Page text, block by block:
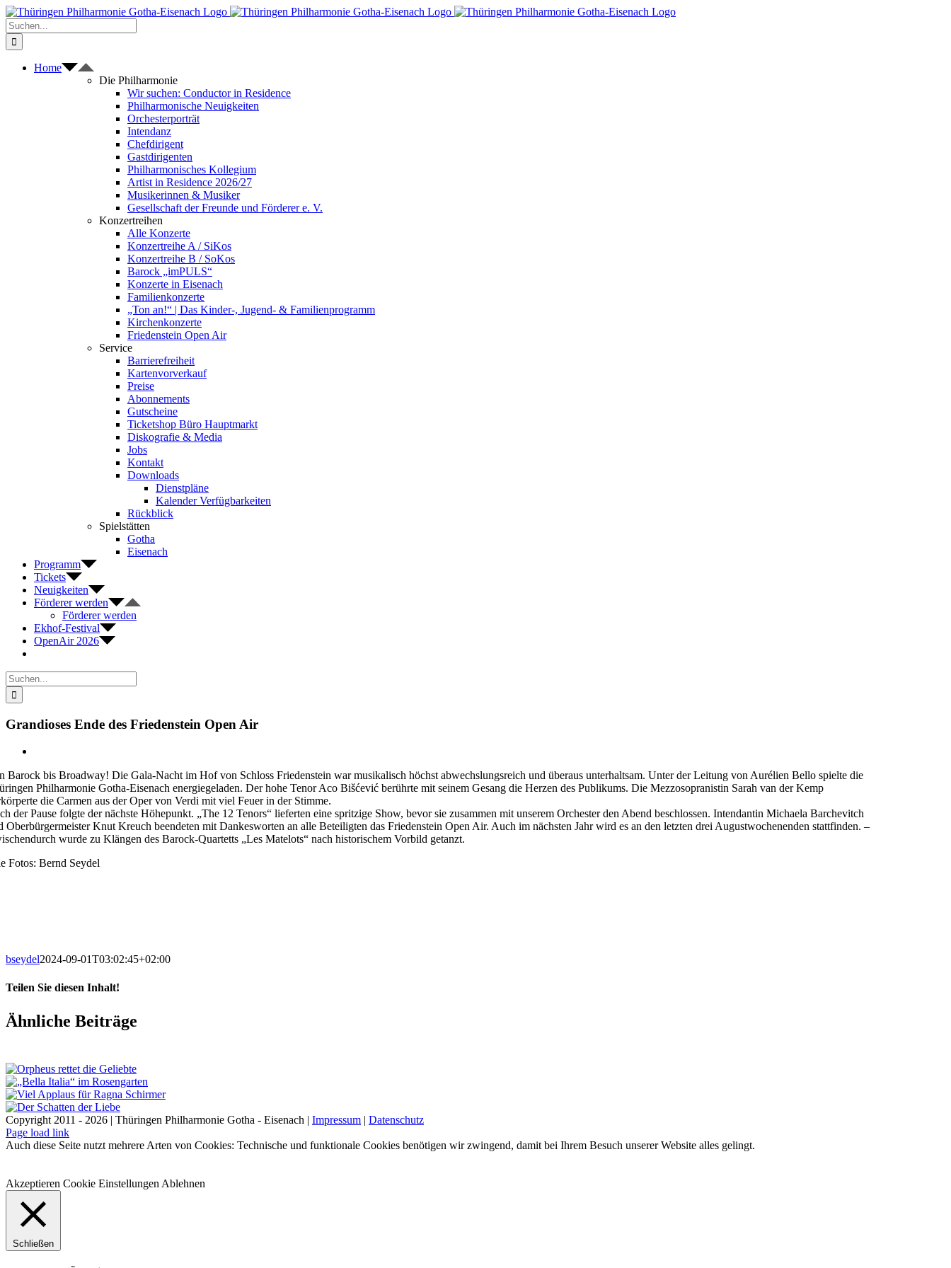
Zum
Inhalt
springen
Suche
nach:
Home
Die Philharmonie
Wir suchen: Conductor in Residence
Philharmonische Neuigkeiten
Orchesterporträt
Intendanz
Chefdirigent
Gastdirigenten
Philharmonisches Kollegium
Artist in Residence 2026/27
Musikerinnen & Musiker
Gesellschaft der Freunde und Förderer e. V.
Konzertreihen
Alle Konzerte
Konzertreihe A / SiKos
Konzertreihe B / SoKos
Barock „imPULS“
Konzerte in Eisenach
Familienkonzerte
„Ton an!“ | Das Kinder-, Jugend- & Familienprogramm
Kirchenkonzerte
Friedenstein Open Air
Service
Barrierefreiheit
Kartenvorverkauf
Preise
Abonnements
Gutscheine
Ticketshop Büro Hauptmarkt
Diskografie & Media
Jobs
Kontakt
Downloads
Dienstpläne
Kalender Verfügbarkeiten
Rückblick
Spielstätten
Gotha
Eisenach
Programm
Tickets
Neuigkeiten
Förderer werden
Förderer werden
Ekhof-Festival
OpenAir 2026
Suche
nach:
Grandioses Ende des Friedenstein Open Air
Bild
Barock bis Broadway! Die Gala-Nacht im Hof von Schloss Friedenstein war musikalisch höchst abwechslungsreich und überaus unterhaltsam. Unter der Leitung von Aurélien Bello spielte die
Philharmonie Gotha-Eisenach energiegeladen. Der hohe Tenor Aco Bišćević berührte mit seinem Gesang die Herzen des Publikums. Die Mezzosopranistin Sarah van der Kemp
die Carmen aus der Oper von Verdi mit viel Feuer in der Stimme.
der Pause folgte der nächste Höhepunkt. „The 12 Tenors“ lieferten eine spritzige Show, bevor sie zusammen mit unserem Orchester den Abend beschlossen. Intendantin Michaela Barchevitch
Oberbürgermeister Knut Kreuch beendeten mit Dankesworten an alle Beteiligten das Friedenstein Open Air. Auch im nächsten Jahr wird es an den letzten drei Augustwochenenden stattfinden. –
wurde zu Klängen des Barock-Quartetts „Les Matelots“ nach historischem Vorbild getanzt.
Fotos: Bernd Seydel
bseydel2024-09-01T03:02:45+02:00
Teilen Sie diesen Inhalt!
Facebook
X
LinkedIn
E-
Mail
Ähnliche Beiträge
Copyright 2011 - 2026 | Thüringen Philharmonie Gotha - Eisenach | Impressum | Datenschutz
Facebook
Instagram
WhatsApp
YouTube
E-
Mail
Telefon
Page load link
Auch diese Seite nutzt mehrere Arten von Cookies: Technische und funktionale Cookies benötigen wir zwingend, damit bei Ihrem Besuch unserer Website alles gelingt.
Akzeptieren Cookie Einstellungen Ablehnen
Schließen